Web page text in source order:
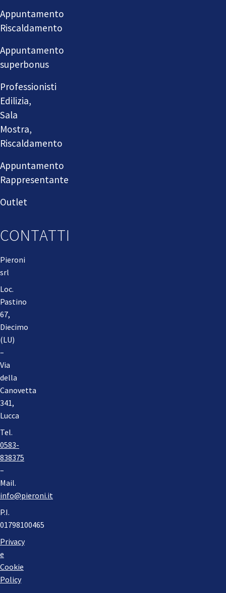
Appuntamento
Riscaldamento
Appuntamento
superbonus
Professionisti
Edilizia,
Sala
Mostra,
Riscaldamento
Appuntamento
Rappresentante
Outlet
CONTATTI
Pieroni
srl
Loc.
Pastino
67,
Diecimo
(LU)
–
Via
della
Canovetta
341,
Lucca
Tel.
0583-
838375
–
Mail.
info@pieroni.it
P.I.
01798100465
Privacy
e
Cookie
Policy